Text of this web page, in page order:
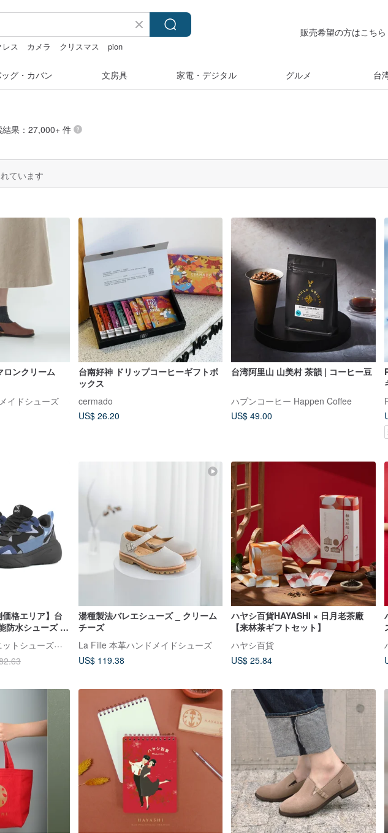
ス カメラ クリスマス
pion
販売希望の方はこちら
グ・カバン 文房具 家電・デジタル グルメ 台
結果：27,000+ 件
ています
ロンクリーム
イドシューズ
台南好神 ドリップコーヒーギフトボ
ックス
cermado
US$ 26.20
台湾阿里山 山美村 茶韻 | コーヒー豆
ハプンコーヒー Happen Coffee
US$ 49.00
価格エリア】台
防水シューズ -
・交換不可 防水性抜群の軽量ニットシューズ「V-TEX」
湯種製法バレエシューズ _ クリーム
チーズ
La Fille 本革ハンドメイドシューズ
US$ 119.38
ハヤシ百貨HAYASHI × 日月老茶廠
【来林茶ギフトセット】
ハヤシ百貨
US$ 25.84